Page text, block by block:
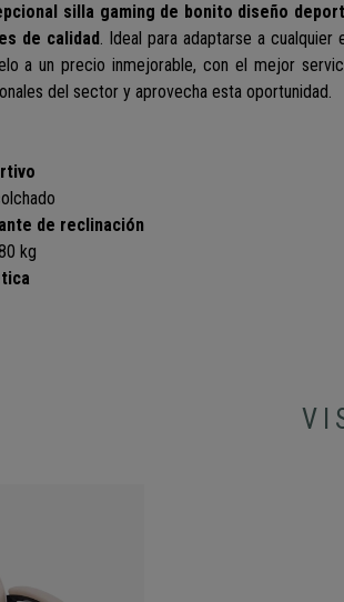
silla gaming de bonito diseño
de calidad . Ideal para adaptarse a cualquier
a un precio inmejorable, con el mejor
del sector y aprovecha esta oportunidad.
de reclinación
kg